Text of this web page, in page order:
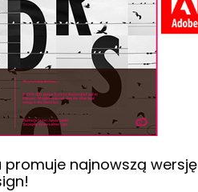
promuje najnowszą wersję